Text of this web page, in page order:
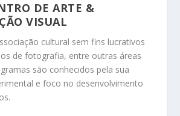
DE ARTE &
VISUAL
cultural sem fins lucrativos
de fotografia, entre outras áreas
são conhecidos pela sua
e foco no desenvolvimento